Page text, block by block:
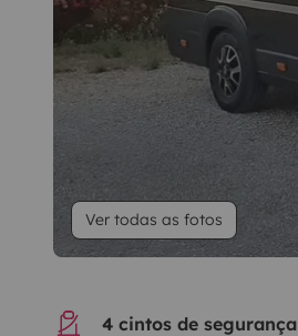
Ver todas as fotos
4 cintos de segurança